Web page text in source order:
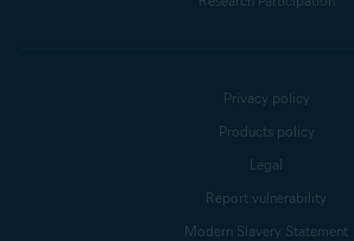
Privacy policy
Products policy
Legal
Report vulnerability
Modern Slavery Statement